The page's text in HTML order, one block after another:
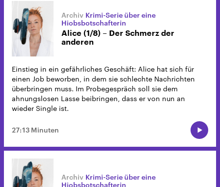
Krimi-Serie über eine
Hiobsbotschafterin
Alice (1/8) – Der Schmerz der
anderen
Einstieg in ein gefährliches Geschäft: Alice hat sich für
einen Job beworben, in dem sie schlechte Nachrichten
überbringen muss. Im Probegespräch soll sie dem
ahnungslosen Lasse beibringen, dass er von nun an
wieder Single ist.
27:13 Minuten
Krimi-Serie über eine
Hiobsbotschafterin